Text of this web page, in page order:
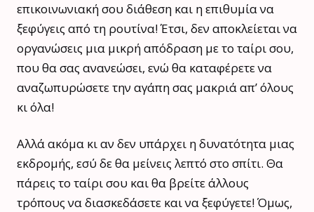
επικοινωνιακή σου διάθεση και η επιθυμία να
ξεφύγεις από τη ρουτίνα! Έτσι, δεν αποκλείεται να
οργανώσεις μια μικρή απόδραση με το ταίρι σου,
που θα σας ανανεώσει, ενώ θα καταφέρετε να
αναζωπυρώσετε την αγάπη σας μακριά απ’ όλους
κι όλα!
Αλλά ακόμα κι αν δεν υπάρχει η δυνατότητα μιας
εκδρομής, εσύ δε θα μείνεις λεπτό στο σπίτι. Θα
πάρεις το ταίρι σου και θα βρείτε άλλους
τρόπους να διασκεδάσετε και να ξεφύγετε! Όμως,